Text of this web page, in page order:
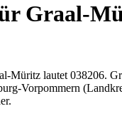
Graal-
Müritz lautet 038206.
Vorpommern